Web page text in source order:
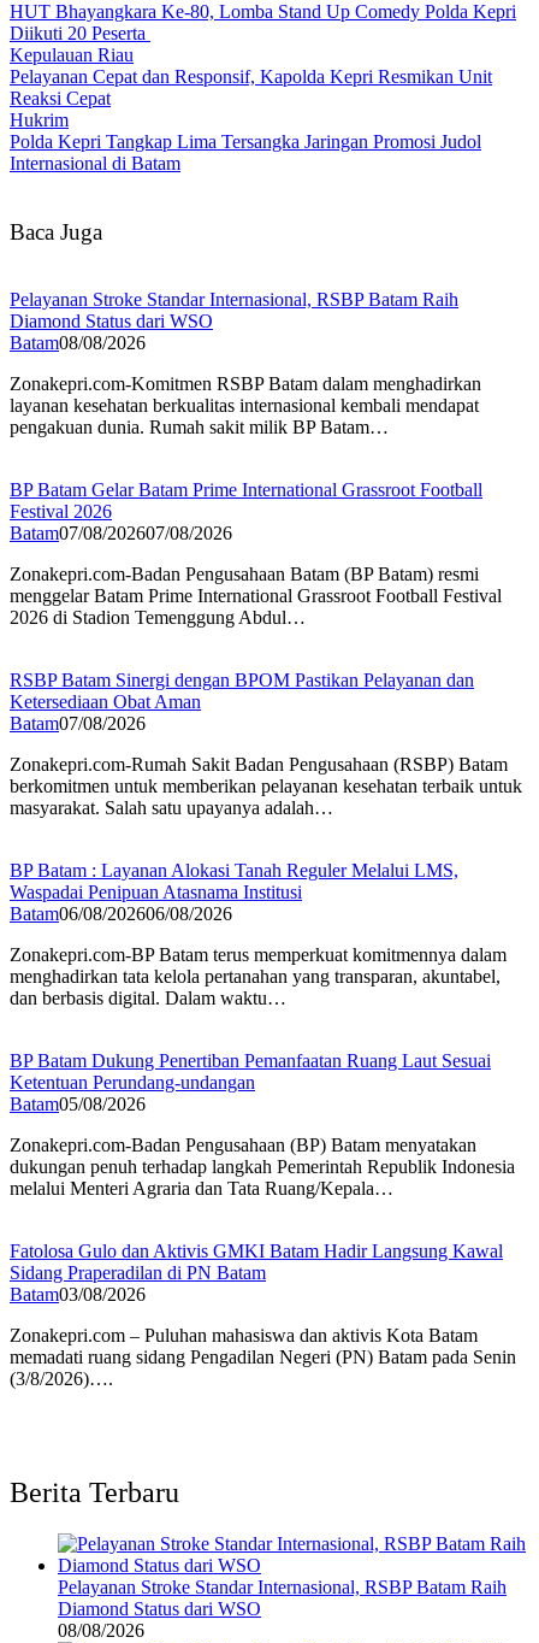
HUT Bhayangkara Ke-80, Lomba Stand Up Comedy Polda Kepri
Diikuti 20 Peserta
Kepulauan Riau
Pelayanan Cepat dan Responsif, Kapolda Kepri Resmikan Unit
Reaksi Cepat
Hukrim
Polda Kepri Tangkap Lima Tersangka Jaringan Promosi Judol
Internasional di Batam
Baca Juga
Pelayanan Stroke Standar Internasional, RSBP Batam Raih
Diamond Status dari WSO
Batam08/08/2026
Zonakepri.com-Komitmen RSBP Batam dalam menghadirkan
layanan kesehatan berkualitas internasional kembali mendapat
pengakuan dunia. Rumah sakit milik BP Batam…
BP Batam Gelar Batam Prime International Grassroot Football
Festival 2026
Batam07/08/202607/08/2026
Zonakepri.com-Badan Pengusahaan Batam (BP Batam) resmi
menggelar Batam Prime International Grassroot Football Festival
2026 di Stadion Temenggung Abdul…
RSBP Batam Sinergi dengan BPOM Pastikan Pelayanan dan
Ketersediaan Obat Aman
Batam07/08/2026
Zonakepri.com-Rumah Sakit Badan Pengusahaan (RSBP) Batam
berkomitmen untuk memberikan pelayanan kesehatan terbaik untuk
masyarakat. Salah satu upayanya adalah…
BP Batam : Layanan Alokasi Tanah Reguler Melalui LMS,
Waspadai Penipuan Atasnama Institusi
Batam06/08/202606/08/2026
Zonakepri.com-BP Batam terus memperkuat komitmennya dalam
menghadirkan tata kelola pertanahan yang transparan, akuntabel,
dan berbasis digital. Dalam waktu…
BP Batam Dukung Penertiban Pemanfaatan Ruang Laut Sesuai
Ketentuan Perundang-undangan
Batam05/08/2026
Zonakepri.com-Badan Pengusahaan (BP) Batam menyatakan
dukungan penuh terhadap langkah Pemerintah Republik Indonesia
melalui Menteri Agraria dan Tata Ruang/Kepala…
Fatolosa Gulo dan Aktivis GMKI Batam Hadir Langsung Kawal
Sidang Praperadilan di PN Batam
Batam03/08/2026
Zonakepri.com – Puluhan mahasiswa dan aktivis Kota Batam
memadati ruang sidang Pengadilan Negeri (PN) Batam pada Senin
(3/8/2026)….
Berita Terbaru
Pelayanan Stroke Standar Internasional, RSBP Batam Raih
Diamond Status dari WSO
08/08/2026